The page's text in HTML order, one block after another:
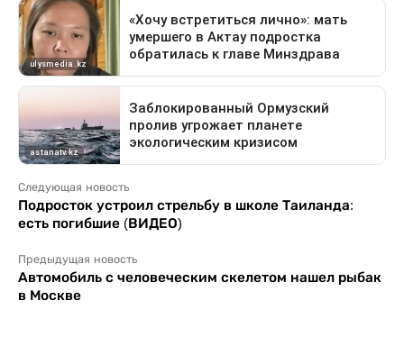
Следующая новость
Подросток устроил стрельбу в школе Таиланда:
есть погибшие (ВИДЕО)
Предыдущая новость
Автомобиль с человеческим скелетом нашел рыбак
в Москве